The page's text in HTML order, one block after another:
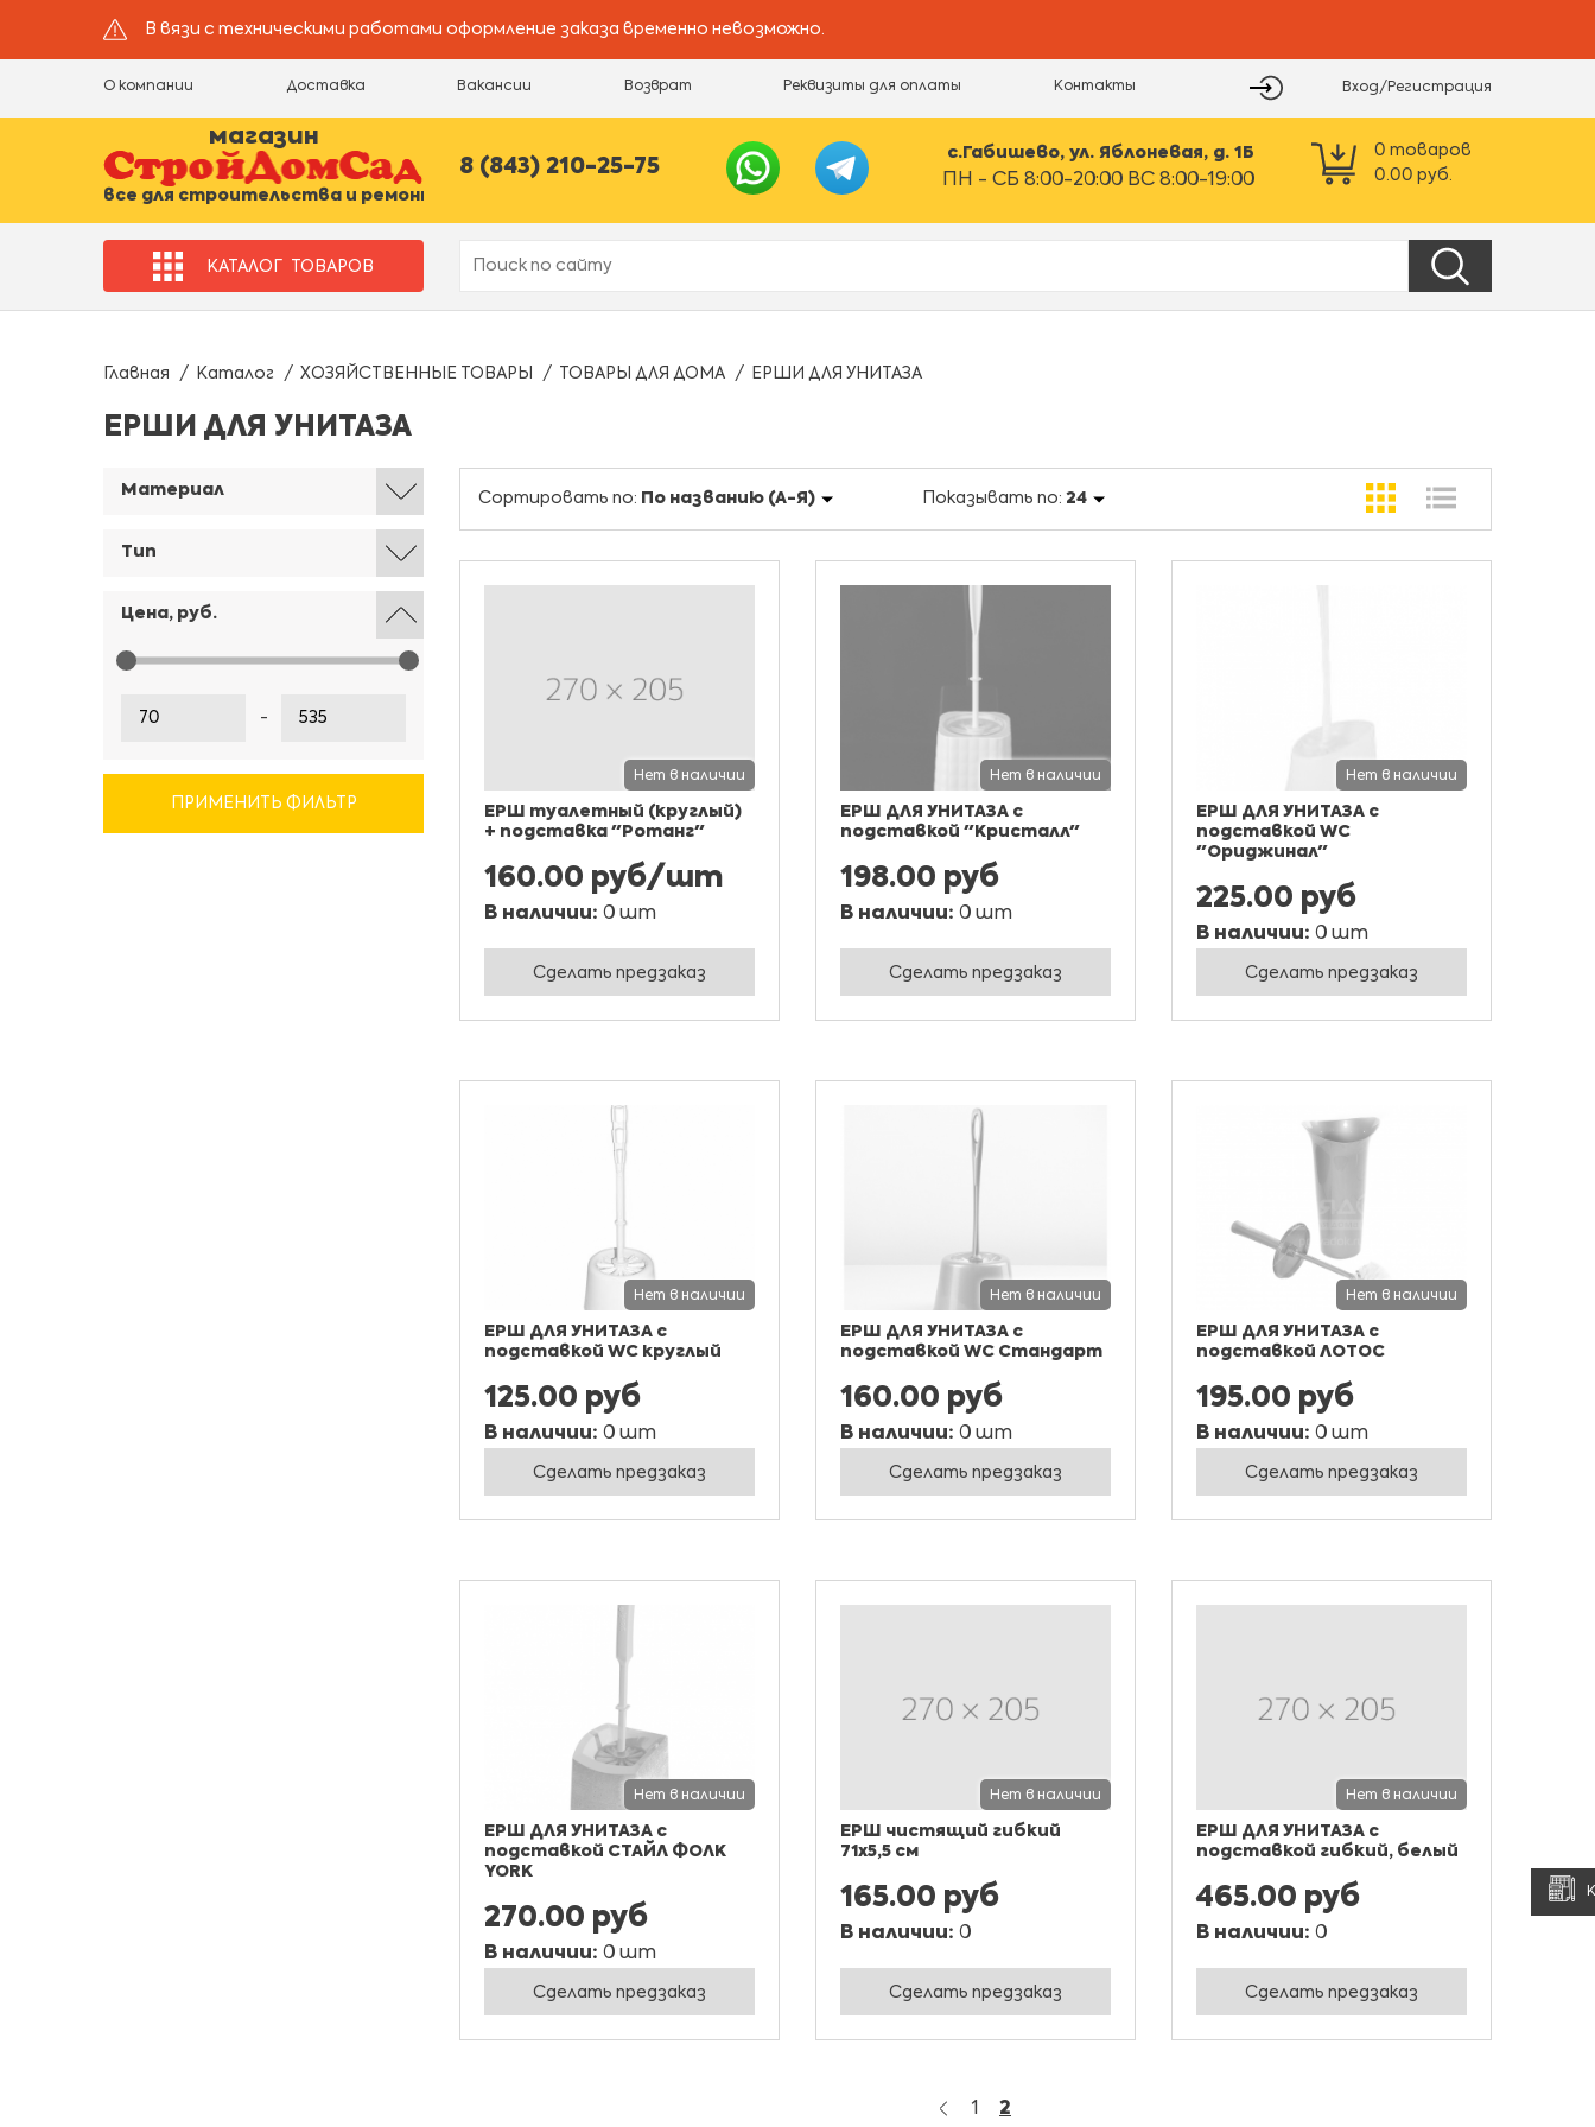
В вязи с техническими работами оформление заказа временно невозможно.
О компании Доставка Вакансии Возврат Реквизиты для оплаты Контакты Вход/Регистрация
магазин
все для строительства и ремонта
8 (843) 210-25-75
с.Габишево, ул. Яблоневая, д. 1Б
ПН - СБ 8:00-20:00 ВС 8:00-19:00
0 товаров
0.00 руб.
КАТАЛОГ ТОВАРОВ
Главная Каталог ХОЗЯЙСТВЕННЫЕ ТОВАРЫ ТОВАРЫ ДЛЯ ДОМА ЕРШИ ДЛЯ УНИТАЗА
ЕРШИ ДЛЯ УНИТАЗА
Материал
Тип
Цена, руб.
-
ПРИМЕНИТЬ ФИЛЬТР
Сортировать по: По названию (А-Я) Показывать по: 24
Нет в наличии
ЕРШ туалетный (круглый)
+ подставка "Ротанг"
160.00 руб/шт
В наличии: 0 шт
Сделать предзаказ
Нет в наличии
ЕРШ ДЛЯ УНИТАЗА с
подставкой "Кристалл"
198.00 руб
В наличии: 0 шт
Сделать предзаказ
Нет в наличии
ЕРШ ДЛЯ УНИТАЗА с
подставкой WC
"Ориджинал"
225.00 руб
В наличии: 0 шт
Сделать предзаказ
Нет в наличии
ЕРШ ДЛЯ УНИТАЗА с
подставкой WC круглый
125.00 руб
В наличии: 0 шт
Сделать предзаказ
Нет в наличии
ЕРШ ДЛЯ УНИТАЗА с
подставкой WC Стандарт
160.00 руб
В наличии: 0 шт
Сделать предзаказ
Нет в наличии
ЕРШ ДЛЯ УНИТАЗА с
подставкой ЛОТОС
195.00 руб
В наличии: 0 шт
Сделать предзаказ
Нет в наличии
ЕРШ ДЛЯ УНИТАЗА с
подставкой СТАЙЛ ФОЛК
YORK
270.00 руб
В наличии: 0 шт
Сделать предзаказ
Нет в наличии
ЕРШ чистящий гибкий
71х5,5 см
165.00 руб
В наличии: 0
Сделать предзаказ
Нет в наличии
ЕРШ ДЛЯ УНИТАЗА с
подставкой гибкий, белый
465.00 руб
В наличии: 0
Сделать предзаказ
1 2